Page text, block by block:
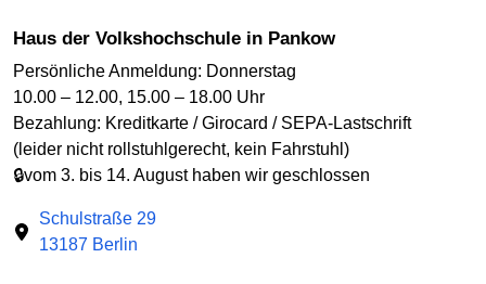
Haus der Volkshochschule in Pankow
Persönliche Anmeldung: Donnerstag
10.00 – 12.00, 15.00 – 18.00 Uhr
Bezahlung: Kreditkarte / Girocard / SEPA-Lastschrift
(leider nicht rollstuhlgerecht, kein Fahrstuhl)
🔒vom 3. bis 14. August haben wir geschlossen
Schulstraße 29
13187 Berlin